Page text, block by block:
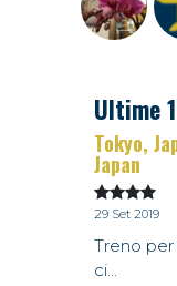
Ultime
Tokyo,
Japan
29 Set 2019
Treno
ci...